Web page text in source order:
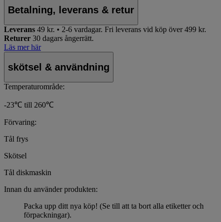
Betalning, leverans & retur
Leverans 49 kr. • 2-6 vardagar. Fri leverans vid köp över 499 kr.
Returer 30 dagars ångerrätt.
Läs mer här
skötsel & användning
Temperaturområde:
-23℃ till 260℃
Förvaring:
Tål frys
Skötsel
Tål diskmaskin
Innan du använder produkten:
Packa upp ditt nya köp! (Se till att ta bort alla etiketter och
förpackningar).